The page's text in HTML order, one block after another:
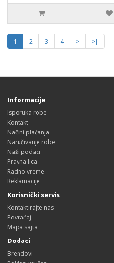
1 2 3 4 >
>|
Informacije
Isporuka robe
Kontakt
Načini plaćanja
Naručivanje robe
Naši podaci
Pravna lica
Radno vreme
Reklamacije
Korisnički servis
Kontaktirajte nas
Povraćaj
Mapa sajta
Dodaci
Brendovi